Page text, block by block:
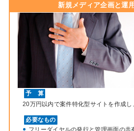
新規メディア企画と運用
予 算
20万円以内で案件特化型サイトを作成し
必要なもの
フリーダイヤルの発行と管理画面の共